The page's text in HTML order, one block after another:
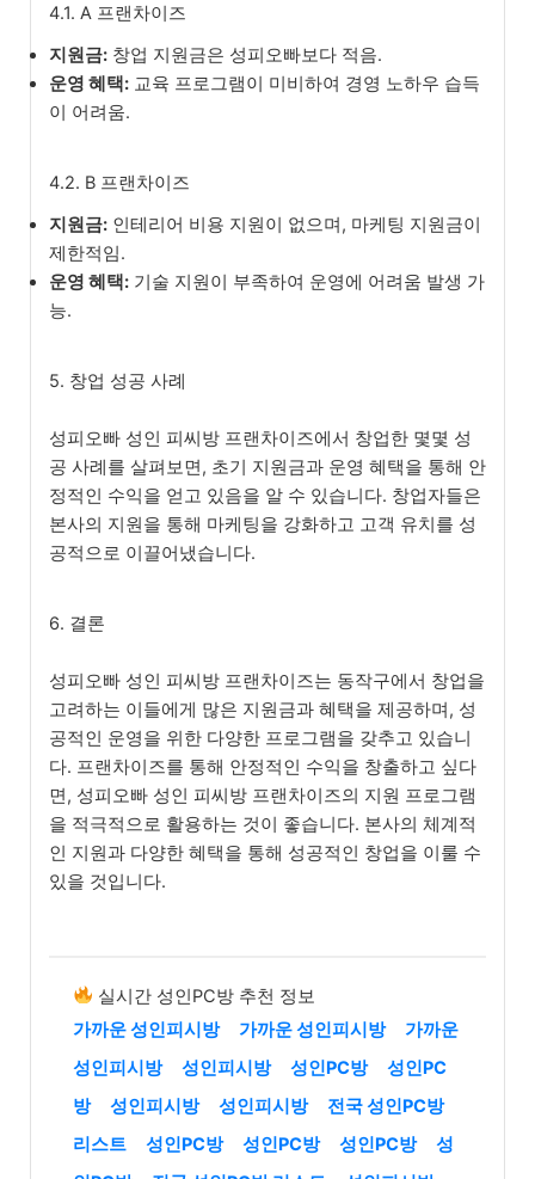
4.1. A 프랜차이즈
지원금: 창업 지원금은 성피오빠보다 적음.
운영 혜택: 교육 프로그램이 미비하여 경영 노하우 습득
이 어려움.
4.2. B 프랜차이즈
지원금: 인테리어 비용 지원이 없으며, 마케팅 지원금이
제한적임.
운영 혜택: 기술 지원이 부족하여 운영에 어려움 발생 가
능.
5. 창업 성공 사례
성피오빠 성인 피씨방 프랜차이즈에서 창업한 몇몇 성
공 사례를 살펴보면, 초기 지원금과 운영 혜택을 통해 안
정적인 수익을 얻고 있음을 알 수 있습니다. 창업자들은
본사의 지원을 통해 마케팅을 강화하고 고객 유치를 성
공적으로 이끌어냈습니다.
6. 결론
성피오빠 성인 피씨방 프랜차이즈는 동작구에서 창업을
고려하는 이들에게 많은 지원금과 혜택을 제공하며, 성
공적인 운영을 위한 다양한 프로그램을 갖추고 있습니
다. 프랜차이즈를 통해 안정적인 수익을 창출하고 싶다
면, 성피오빠 성인 피씨방 프랜차이즈의 지원 프로그램
을 적극적으로 활용하는 것이 좋습니다. 본사의 체계적
인 지원과 다양한 혜택을 통해 성공적인 창업을 이룰 수
있을 것입니다.
실시간 성인PC방 추천 정보
가까운 성인피시방
가까운 성인피시방
가까운
성인피시방
성인피시방 성인PC방
성인PC
방
성인피시방 성인피시방
전국 성인PC방
리스트
성인PC방 성인PC방 성인PC방
성